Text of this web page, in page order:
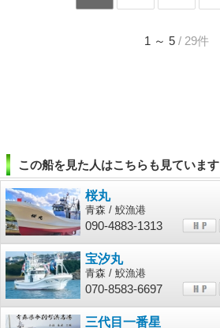
1 ～ 5 / 29件
この船を見た人はこちらも見ています
桜丸
青森 / 鮫漁港
090-4883-1313
宝汐丸
青森 / 鮫漁港
070-8583-6697
三代目一番星